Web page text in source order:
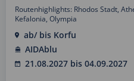
Routenhighlights: Rhodos Stadt,
Kefalonia, Olympia
ab/ bis Korfu
AIDAblu
21.08.2027 bis 04.09.2027